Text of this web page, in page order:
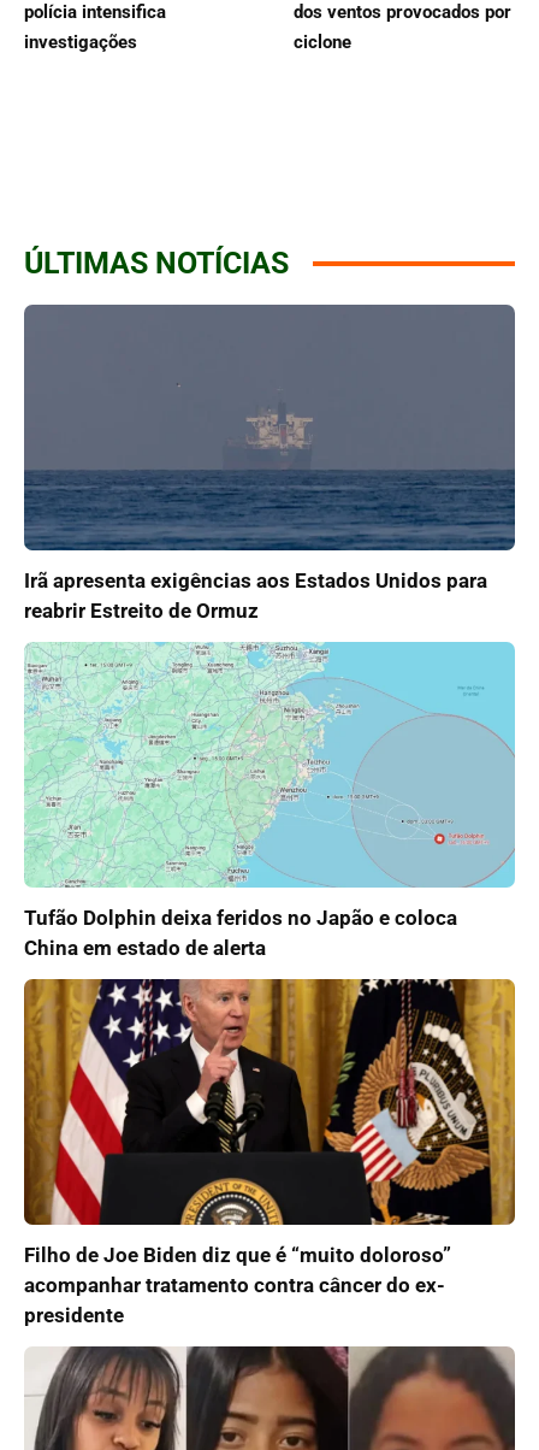
polícia intensifica
investigações
dos ventos provocados por
ciclone
ÚLTIMAS NOTÍCIAS
Irã apresenta exigências aos Estados Unidos para
reabrir Estreito de Ormuz
Tufão Dolphin deixa feridos no Japão e coloca
China em estado de alerta
Filho de Joe Biden diz que é “muito doloroso”
acompanhar tratamento contra câncer do ex-
presidente